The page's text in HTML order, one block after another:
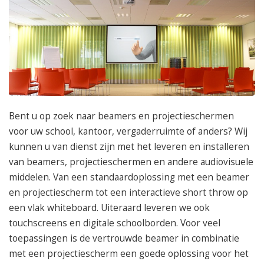
050 – 54 91 662
Route
Bent u op zoek naar beamers en projectieschermen
voor uw school, kantoor, vergaderruimte of anders? Wij
kunnen u van dienst zijn met het leveren en installeren
van beamers, projectieschermen en andere audiovisuele
middelen. Van een standaardoplossing met een beamer
en projectiescherm tot een interactieve short throw op
een vlak whiteboard. Uiteraard leveren we ook
touchscreens en digitale schoolborden. Voor veel
toepassingen is de vertrouwde beamer in combinatie
met een projectiescherm een goede oplossing voor het